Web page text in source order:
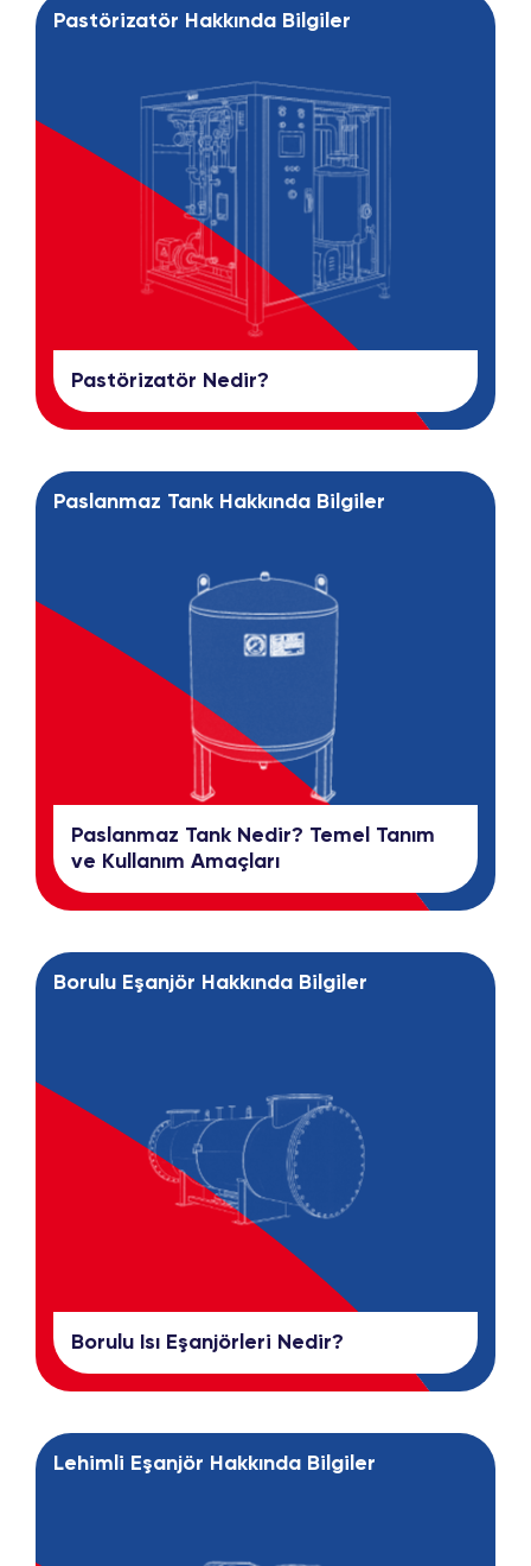
Pastörizatör Hakkında Bilgiler
Pastörizatör Nedir?
Paslanmaz Tank Hakkında Bilgiler
Paslanmaz Tank Nedir? Temel Tanım
ve Kullanım Amaçları
Borulu Eşanjör Hakkında Bilgiler
Borulu Isı Eşanjörleri Nedir?
Lehimli Eşanjör Hakkında Bilgiler